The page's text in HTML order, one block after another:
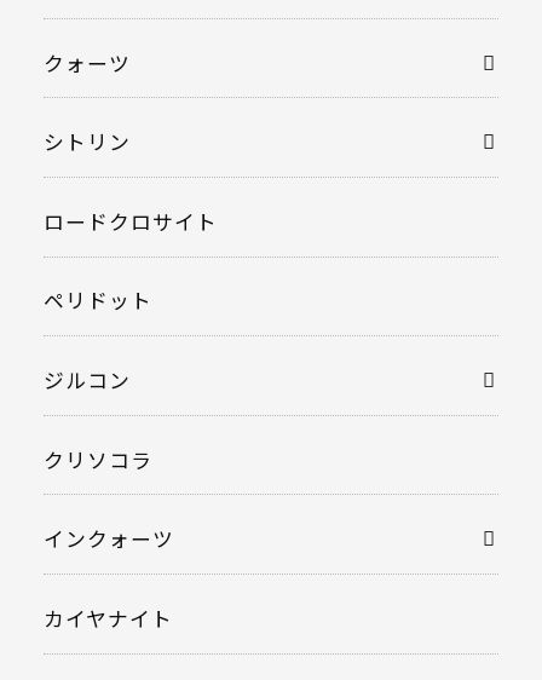
クォーツ
シトリン
ロードクロサイト
ペリドット
ジルコン
クリソコラ
インクォーツ
カイヤナイト